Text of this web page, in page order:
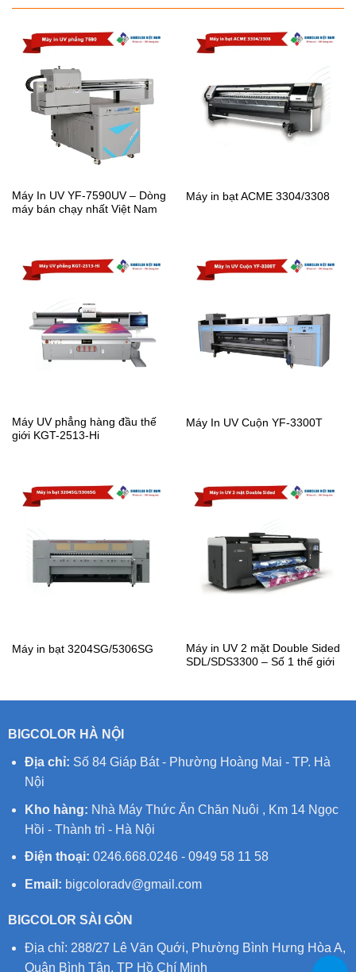
Máy In UV YF-7590UV – Dòng
máy bán chạy nhất Việt Nam
Máy in bạt ACME 3304/3308
Máy UV phẳng hàng đầu thế
giới KGT-2513-Hi
Máy In UV Cuộn YF-3300T
Máy in bạt 3204SG/5306SG
Máy in UV 2 mặt Double Sided
SDL/SDS3300 – Số 1 thế giới
BIGCOLOR HÀ NỘI
Địa chỉ: Số 84 Giáp Bát - Phường Hoàng Mai - TP. Hà
Nội
Kho hàng: Nhà Máy Thức Ăn Chăn Nuôi , Km 14 Ngọc
Hồi - Thành trì - Hà Nội
Điện thoại: 0246.668.0246 - 0949 58 11 58
Email: bigcoloradv@gmail.com
BIGCOLOR SÀI GÒN
Địa chỉ: 288/27 Lê Văn Quới, Phường Bình Hưng Hòa A,
Quận Bình Tân, TP Hồ Chí Minh